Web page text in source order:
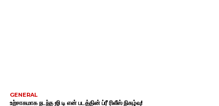
GENERAL
உற்சாகமாக நடந்த ஜி டி என் படத்தின் ப்ரீ ரிலீஸ் நிகழ்வு!